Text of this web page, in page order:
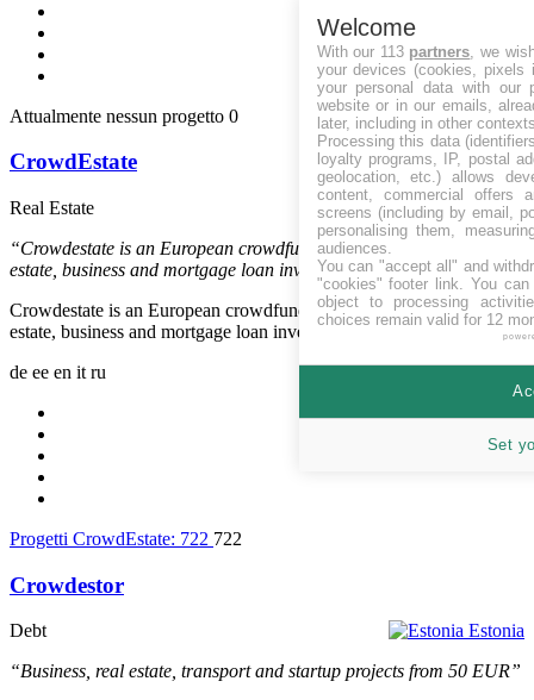
Attualmente nessun progetto 0
CrowdEstate
Estonia
Real Estate
“Crowdestate is an European crowdfunding platform offering real
estate, business and mortgage loan investment opportunities.”
Crowdestate is an European crowdfunding platform offering real
estate, business and mortgage loan investment opportunities.
de ee en it ru
Progetti CrowdEstate: 722 722
Crowdestor
Estonia
Debt
“Business, real estate, transport and startup projects from 50 EUR”
Welcome
With our 113 partners , we
your devices (cookies, pixels
your personal data with our
website or in our emails,
later, including in other
Processing this data
loyalty programs, IP, postal
geolocation, etc.) allows
content, commercial offers
screens (including by email,
personalising them,
audiences.
You can "accept all" and
"cookies" footer link . You
object to processing
choices remain valid for 12
Set